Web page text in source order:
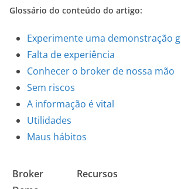
Glossário do conteúdo do artigo:
Experimente uma demonstração
Falta de experiência
Conhecer o broker de nossa mão
Sem riscos
A informação é vital
Utilidades
Maus hábitos
Broker
Recursos